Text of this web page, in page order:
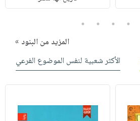
2
3
4
5
المزيد من البنود »
الأكثر شعبية لنفس الموضوع الفرعي